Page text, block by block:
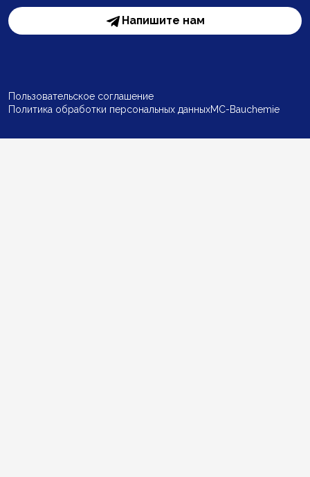
Напишите нам
Пользовательское соглашение
Политика обработки персональных данныхMC-Bauchemie